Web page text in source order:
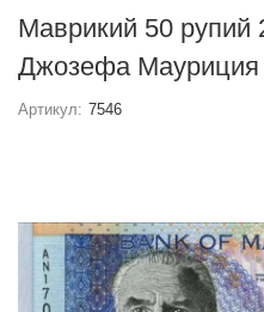
Маврикий 50 рупий
Джозефа Мауриция
Артикул: 7546